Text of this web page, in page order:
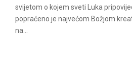
svijetom o kojem sveti Luka
popraćeno je najvećom Božjom
na...